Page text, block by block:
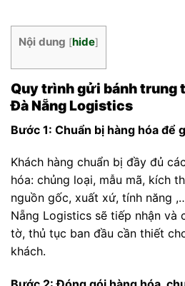
Nội dung [hide]
Quy trình gửi bánh trung
Đà Nẵng Logistics
Bước 1: Chuẩn bị hàng hóa để
Khách hàng chuẩn bị đầy đủ
hóa: chủng loại, mẫu mã, kích
nguồn gốc, xuất xứ, tính năng
Nẵng Logistics sẽ tiếp nhận và
tờ, thủ tục ban đầu cần thiết
khách.